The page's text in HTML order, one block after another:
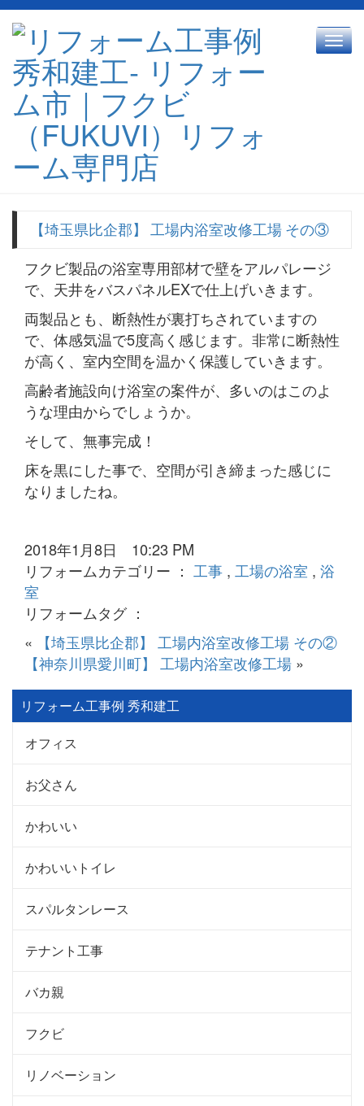
【埼玉県比企郡】 工場内浴室改修工場 その③
フクビ製品の浴室専用部材で壁をアルパレージ
で、天井をバスパネルEXで仕上げいきます。
両製品とも、断熱性が裏打ちされていますの
で、体感気温で5度高く感じます。非常に断熱性
が高く、室内空間を温かく保護していきます。
高齢者施設向け浴室の案件が、多いのはこのよ
うな理由からでしょうか。
そして、無事完成！
床を黒にした事で、空間が引き締まった感じに
なりましたね。
2018年1月8日 10:23 PM
リフォームカテゴリー ： 工事 , 工場の浴室 , 浴
室
リフォームタグ ：
«
【埼玉県比企郡】 工場内浴室改修工場 その②
【神奈川県愛川町】 工場内浴室改修工場 »
リフォーム工事例 秀和建工
オフィス
お父さん
かわいい
かわいいトイレ
スパルタンレース
テナント工事
バカ親
フクビ
リノベーション